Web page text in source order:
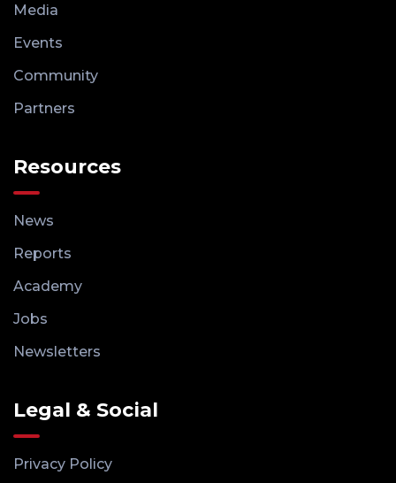
Media
Events
Community
Partners
Resources
News
Reports
Academy
Jobs
Newsletters
Legal & Social
Privacy Policy